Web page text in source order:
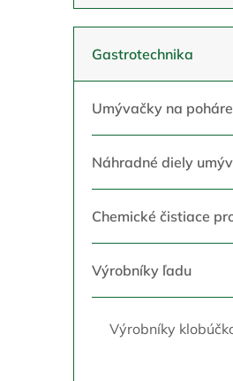
l
Gastrotechnika
Umývačky na
Náhradné diely
Chemické čistiace
Výrobníky ľadu
Výrobníky